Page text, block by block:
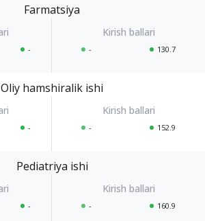
Farmatsiya
- - 130.7
Oliy hamshiralik ishi
- - 152.9
Pediatriya ishi
- - 160.9